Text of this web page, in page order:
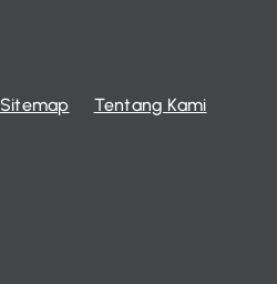
Sitemap Tentang Kami